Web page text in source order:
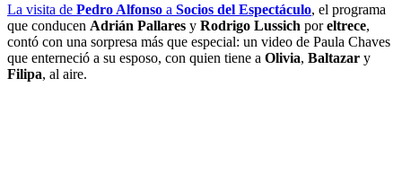
La visita de Pedro Alfonso a Socios del Espectáculo, el programa
que conducen Adrián Pallares y Rodrigo Lussich poreltrece,
contó con una sorpresa más que especial: un video de Paula Chaves
que enterneció a su esposo, con quien tiene a Olivia, Baltazar y
Filipa, al aire.